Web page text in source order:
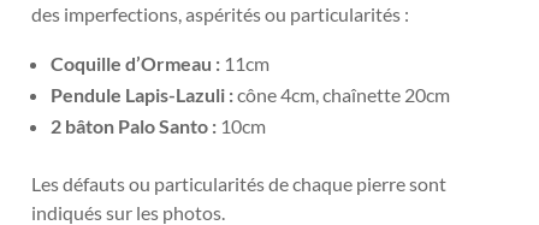
des imperfections, aspérités ou particularités :
Coquille d’Ormeau : 11cm
Pendule Lapis-Lazuli :cône 4cm, chaînette 20cm
2 bâton Palo Santo : 10cm
Les défauts ou particularités de chaque pierre sont
indiqués sur les photos.